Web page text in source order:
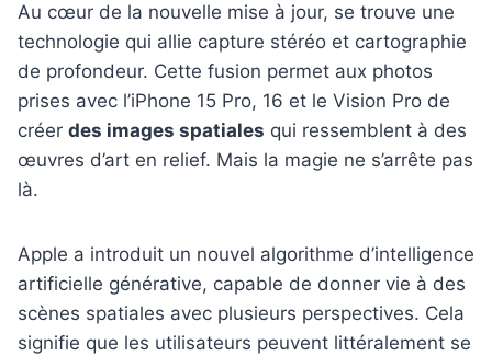
Au cœur de la nouvelle mise à jour, se trouve une
technologie qui allie capture stéréo et cartographie
de profondeur. Cette fusion permet aux photos
prises avec l’iPhone 15 Pro, 16 et le Vision Pro de
créer des images spatiales qui ressemblent à des
œuvres d’art en relief. Mais la magie ne s’arrête pas
là.
Apple a introduit un nouvel algorithme d’intelligence
artificielle générative, capable de donner vie à des
scènes spatiales avec plusieurs perspectives. Cela
signifie que les utilisateurs peuvent littéralement se